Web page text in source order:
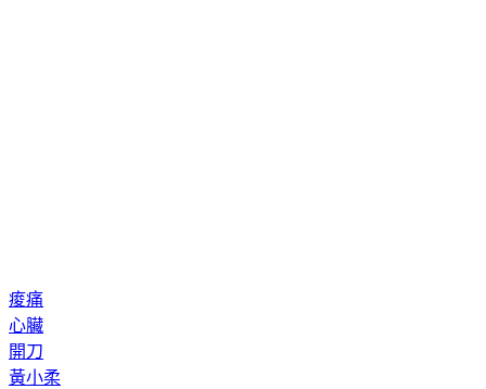
痠痛
心臟
開刀
黃小柔